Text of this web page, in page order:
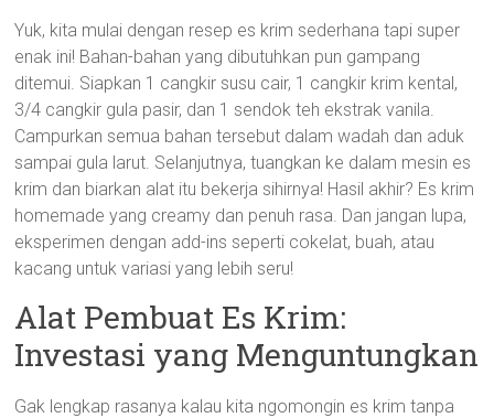
Yuk, kita mulai dengan resep es krim sederhana tapi super
enak ini! Bahan-bahan yang dibutuhkan pun gampang
ditemui. Siapkan 1 cangkir susu cair, 1 cangkir krim kental,
3/4 cangkir gula pasir, dan 1 sendok teh ekstrak vanila.
Campurkan semua bahan tersebut dalam wadah dan aduk
sampai gula larut. Selanjutnya, tuangkan ke dalam mesin es
krim dan biarkan alat itu bekerja sihirnya! Hasil akhir? Es krim
homemade yang creamy dan penuh rasa. Dan jangan lupa,
eksperimen dengan add-ins seperti cokelat, buah, atau
kacang untuk variasi yang lebih seru!
Alat Pembuat Es Krim:
Investasi yang Menguntungkan
Gak lengkap rasanya kalau kita ngomongin es krim tanpa